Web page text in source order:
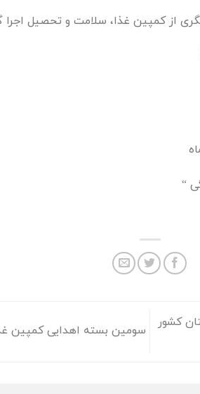
از کمپین غذا، سلامت و تحصیل اجرا
“
مدرسه سازی در ۷ استان کشور
سومین بسته اهدایی کمپین